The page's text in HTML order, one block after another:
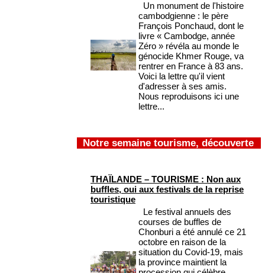
Un monument de l'histoire
cambodgienne : le père
François Ponchaud, dont le
livre « Cambodge, année
Zéro » révéla au monde le
génocide Khmer Rouge, va
rentrer en France à 83 ans.
Voici la lettre qu'il vient
d'adresser à ses amis.
Nous reproduisons ici une
lettre...
Notre semaine tourisme, découverte
THAÏLANDE – TOURISME : Non aux
buffles, oui aux festivals de la reprise
touristique
Le festival annuels des
courses de buffles de
Chonburi a été annulé ce 21
octobre en raison de la
situation du Covid-19, mais
la province maintient la